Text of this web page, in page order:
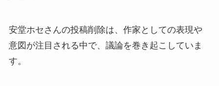
安堂ホセさんの投稿削除は、作家としての表現や
意図が注目される中で、議論を巻き起こしていま
す。